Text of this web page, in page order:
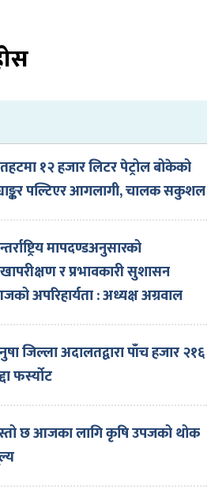
१२ हजार लिटर पेट्रोल बोकेको
पल्टिएर आगलागी, चालक सकुशल
मापदण्डअनुसारको
र प्रभावकारी सुशासन
अपरिहार्यता : अध्यक्ष अग्रवाल
जिल्ला अदालतद्वारा पाँच हजार २१६
फर्स्योट
छ आजका लागि कृषि उपजको थोक